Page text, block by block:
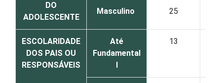
DO
ADOLESCENTE
Masculino 25
ESCOLARIDADE
DOS PAIS OU
RESPONSÁVEIS
Até
Fundamental
I
13